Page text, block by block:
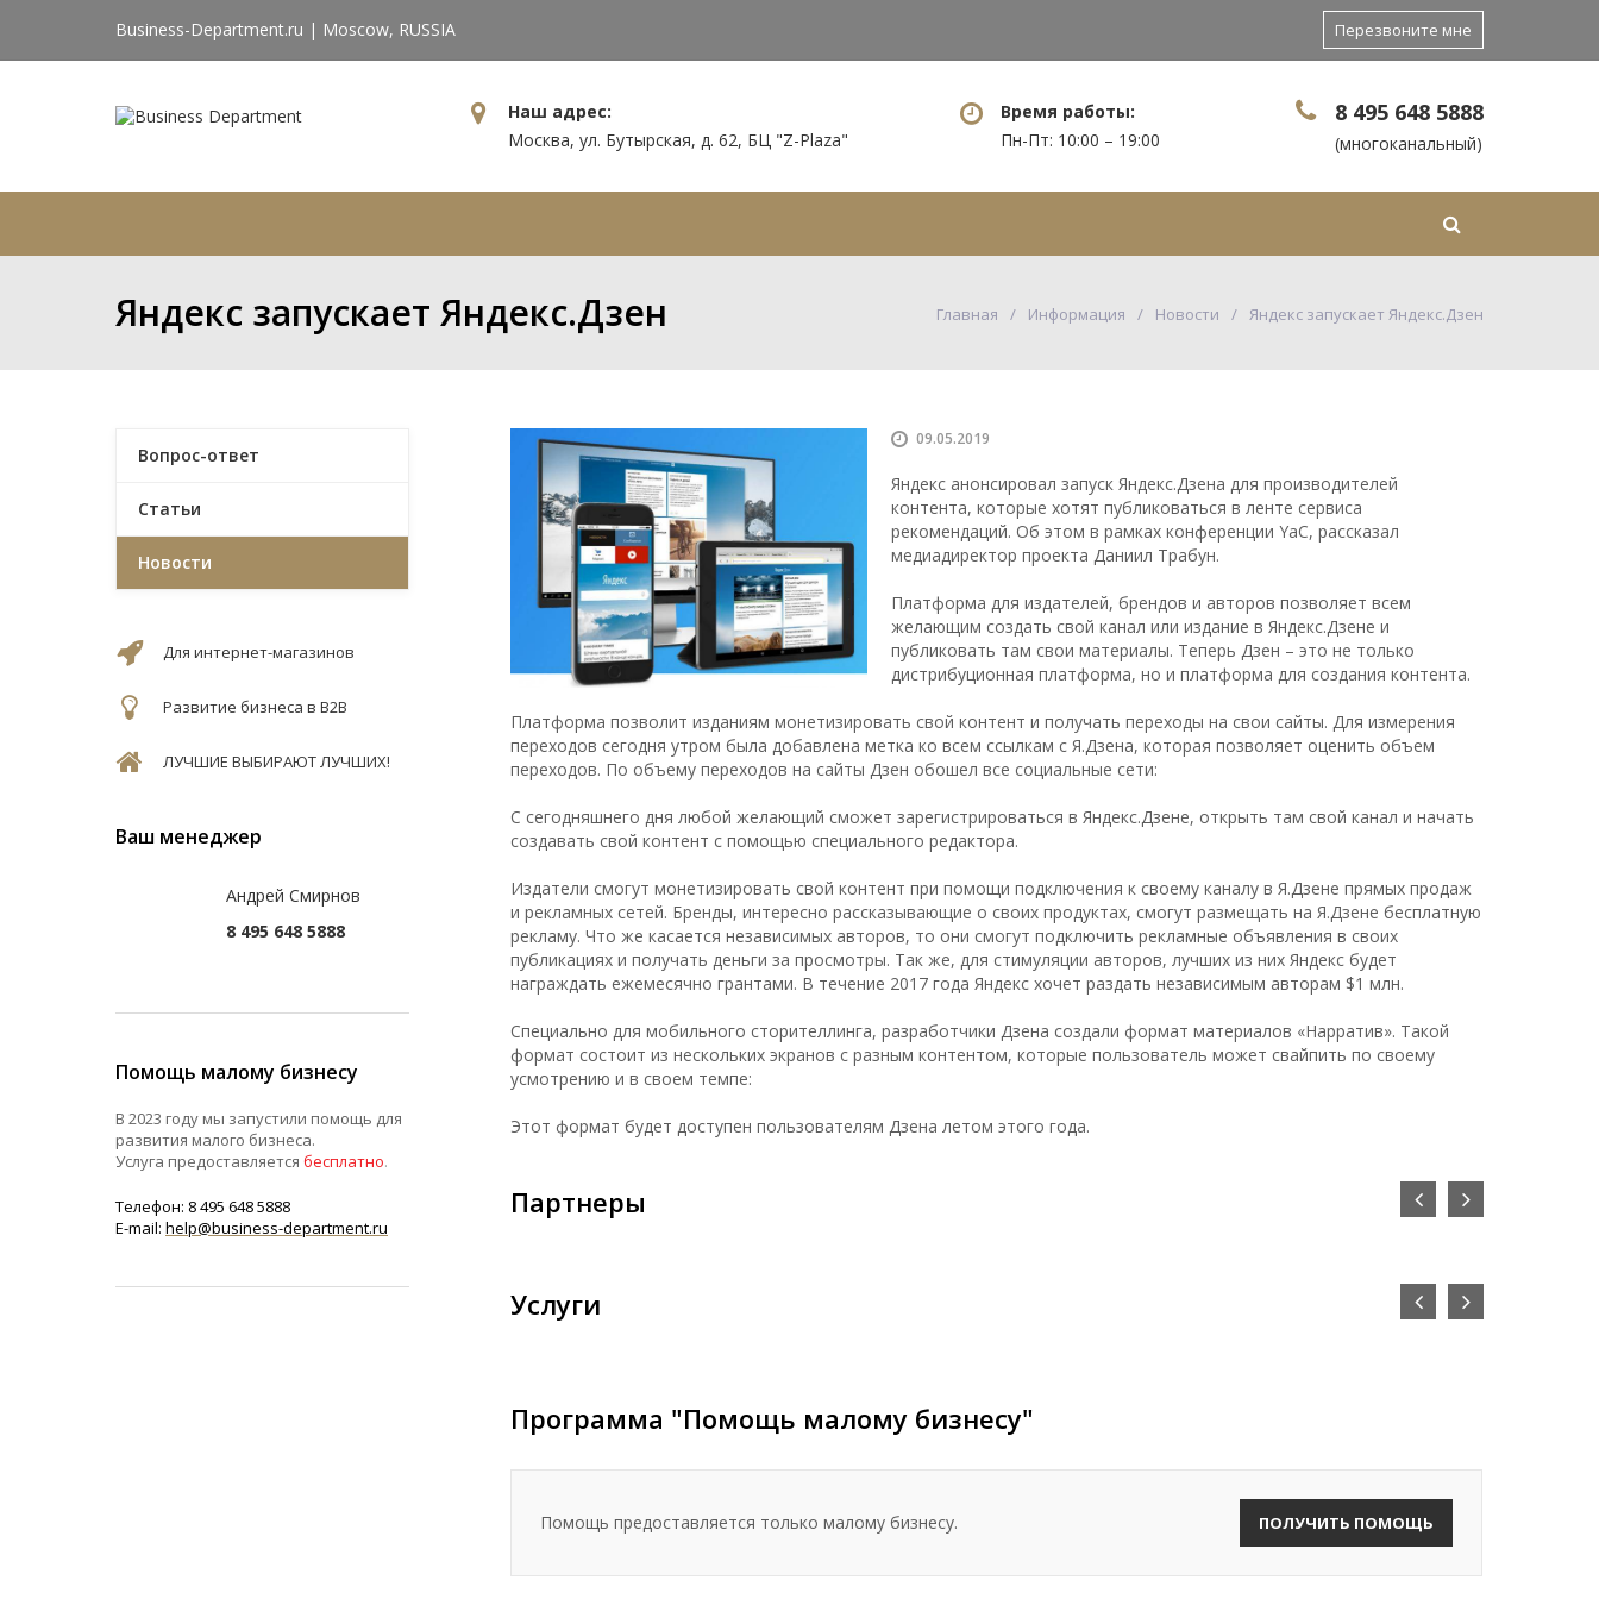
Business-Department.ru | Moscow, RUSSIA Перезвоните мне
Наш адрес:
Москва, ул. Бутырская, д. 62, БЦ "Z-Plaza"
Время работы:
Пн-Пт: 10:00 – 19:00
8 495 648 5888
(многоканальный)
Яндекс запускает Яндекс.Дзен Главная Информация Новости Яндекс запускает Яндекс.Дзен
09.05.2019
Яндекс анонсировал запуск Яндекс.Дзена для производителей
контента, которые хотят публиковаться в ленте сервиса
рекомендаций. Об этом в рамках конференции YaC, рассказал
медиадиректор проекта Даниил Трабун.
Платформа для издателей, брендов и авторов позволяет всем
желающим создать свой канал или издание в Яндекс.Дзене и
публиковать там свои материалы. Теперь Дзен – это не только
дистрибуционная платформа, но и платформа для создания контента.
Платформа позволит изданиям монетизировать свой контент и получать переходы на свои сайты. Для измерения
переходов сегодня утром была добавлена метка ко всем ссылкам с Я.Дзена, которая позволяет оценить объем
переходов. По объему переходов на сайты Дзен обошел все социальные сети:
С сегодняшнего дня любой желающий сможет зарегистрироваться в Яндекс.Дзене, открыть там свой канал и начать
создавать свой контент с помощью специального редактора.
Издатели смогут монетизировать свой контент при помощи подключения к своему каналу в Я.Дзене прямых продаж
и рекламных сетей. Бренды, интересно рассказывающие о своих продуктах, смогут размещать на Я.Дзене бесплатную
рекламу. Что же касается независимых авторов, то они смогут подключить рекламные объявления в своих
публикациях и получать деньги за просмотры. Так же, для стимуляции авторов, лучших из них Яндекс будет
награждать ежемесячно грантами. В течение 2017 года Яндекс хочет раздать независимым авторам $1 млн.
Специально для мобильного сторителлинга, разработчики Дзена создали формат материалов «Нарратив». Такой
формат состоит из нескольких экранов с разным контентом, которые пользователь может свайпить по своему
усмотрению и в своем темпе:
Этот формат будет доступен пользователям Дзена летом этого года.
Партнеры
Услуги
Программа "Помощь малому бизнесу"
Помощь предоставляется только малому бизнесу. ПОЛУЧИТЬ ПОМОЩЬ
Вопрос-ответ
Статьи
Новости
Для интернет-магазинов
Развитие бизнеса в B2B
ЛУЧШИЕ ВЫБИРАЮТ ЛУЧШИХ!
Ваш менеджер
Андрей Смирнов
8 495 648 5888
Помощь малому бизнесу
В 2023 году мы запустили помощь для
развития малого бизнеса.
Услуга предоставляется бесплатно.
Телефон: 8 495 648 5888
E-mail: help@business-department.ru